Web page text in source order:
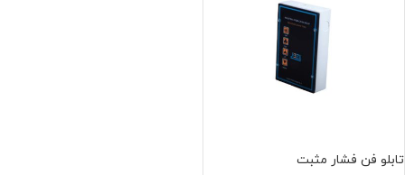
تابلو فن فشار مثبت